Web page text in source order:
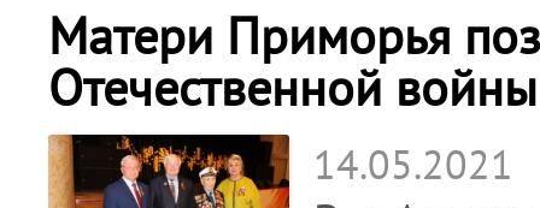
Матери Приморья
Отечественной
14.05.2021